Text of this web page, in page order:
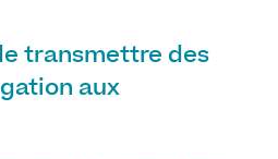
transmettre des
aux